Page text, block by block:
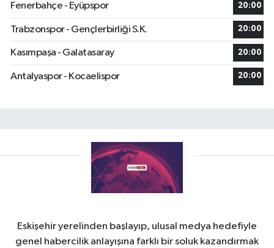
Fenerbahçe - Eyüpspor 20:00
Trabzonspor - Gençlerbirliği S.K. 20:00
Kasımpaşa - Galatasaray 20:00
Antalyaspor - Kocaelispor 20:00
Eskişehir yerelinden başlayıp, ulusal medya hedefiyle
genel habercilik anlayışına farklı bir soluk kazandırmak